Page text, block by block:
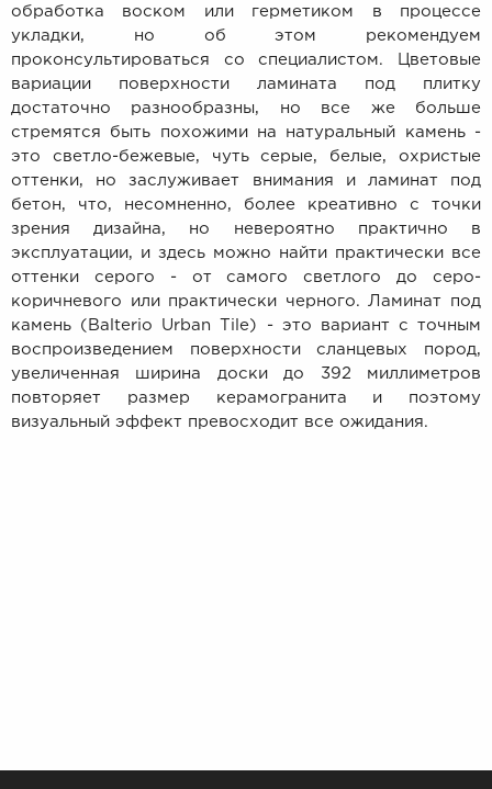
обработка воском или герметиком в процессе
укладки, но об этом рекомендуем
проконсультироваться со специалистом. Цветовые
вариации поверхности ламината под плитку
достаточно разнообразны, но все же больше
стремятся быть похожими на натуральный камень -
это светло-бежевые, чуть серые, белые, охристые
оттенки, но заслуживает внимания и ламинат под
бетон, что, несомненно, более креативно с точки
зрения дизайна, но невероятно практично в
эксплуатации, и здесь можно найти практически все
оттенки серого - от самого светлого до серо-
коричневого или практически черного. Ламинат под
камень (Balterio Urban Tile) - это вариант с точным
воспроизведением поверхности сланцевых пород,
увеличенная ширина доски до 392 миллиметров
повторяет размер керамогранита и поэтому
визуальный эффект превосходит все ожидания.